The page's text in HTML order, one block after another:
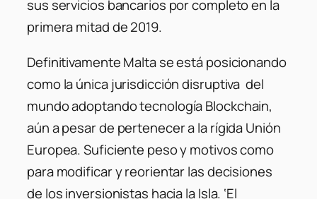
sus servicios bancarios por completo en la
primera mitad de 2019.
Definitivamente Malta se está posicionando
como la única jurisdicción disruptiva del
mundo adoptando tecnología Blockchain,
aún a pesar de pertenecer a la rígida Unión
Europea. Suficiente peso y motivos como
para modificar y reorientar las decisiones
de los inversionistas hacia la Isla. ‘El